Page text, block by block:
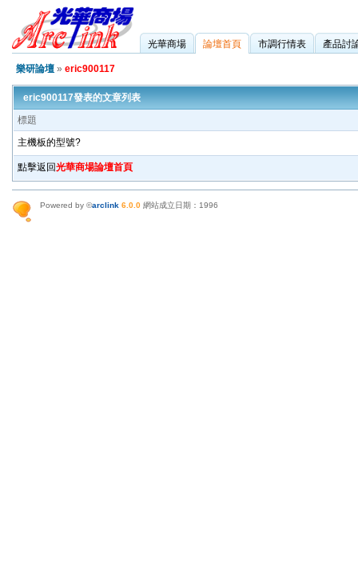
光華商場 論壇首頁 市調行情表 產品討
樂研論壇 » eric900117
eric900117發表的文章列表
標題
主機板的型號?
點擊返回光華商場論壇首頁
Powered by ©arclink 6.0.0 網站成立日期：1996